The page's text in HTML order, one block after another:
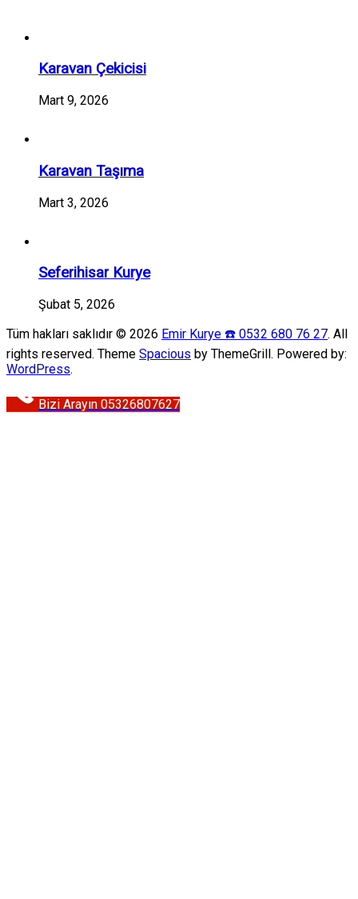
Karavan Çekicisi
Mart 9, 2026
Karavan Taşıma
Mart 3, 2026
Seferihisar Kurye
Şubat 5, 2026
Tüm hakları saklıdır © 2026 Emir Kurye ☎️ 0532 680 76 27. All
rights reserved. Theme Spacious by ThemeGrill. Powered by:
WordPress.
Bizi Arayın 05326807627